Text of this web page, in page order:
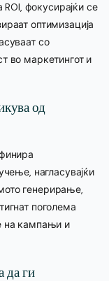
ROI, фокусирајќи се
оптимизација
со
во маркетингот и
од
нагласувајќи
генерирање,
поголема
на кампањи и
да ги